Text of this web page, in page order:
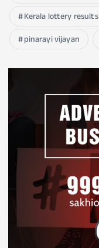
Kerala lottery results
pinarayi vijayan